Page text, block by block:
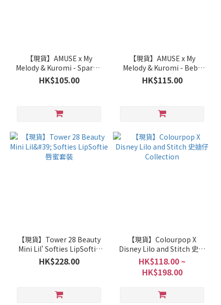
【現貨】AMUSE x My
Melody & Kuromi - Sparkle
Soda Lip Balm
HK$105.00
【現貨】AMUSE x My
Melody & Kuromi - Bebe
Tint 唇釉
HK$115.00
【現貨】Tower 28 Beauty
Mini Lil' Softies LipSoftie
唇蜜套裝
HK$228.00
【現貨】Colourpop X
Disney Lilo and Stitch 史迪
仔 Collection
HK$118.00 ~
HK$198.00